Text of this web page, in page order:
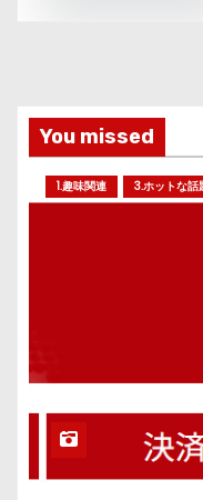
You missed
1.趣味関連 3.ホットな話